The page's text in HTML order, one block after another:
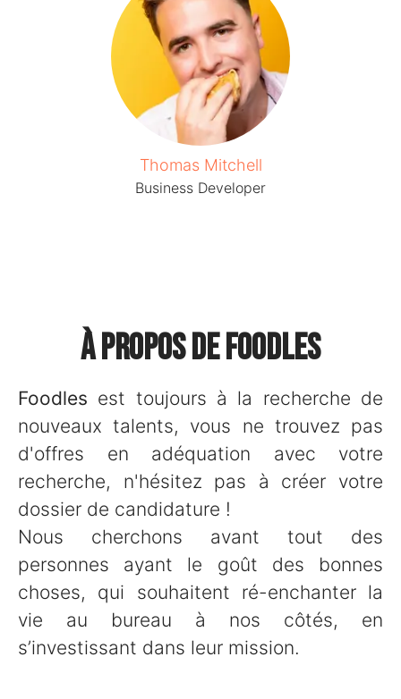
Thomas Mitchell
Business Developer
À propos de Foodles
Foodles est toujours à la recherche de
nouveaux talents, vous ne trouvez pas
d'offres en adéquation avec votre
recherche, n'hésitez pas à créer votre
dossier de candidature !
Nous cherchons avant tout des
personnes ayant le goût des bonnes
choses, qui souhaitent ré-enchanter la
vie au bureau à nos côtés, en
s’investissant dans leur mission.